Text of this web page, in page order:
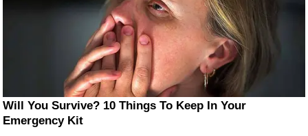
Will You Survive? 10 Things To Keep In Your
Emergency Kit